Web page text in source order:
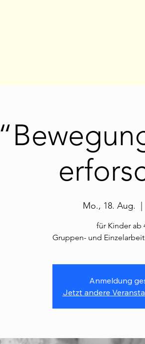
Mo., 18. Aug.
für Kinder ab
Gruppen- und
Anmeldung
Jetzt andere